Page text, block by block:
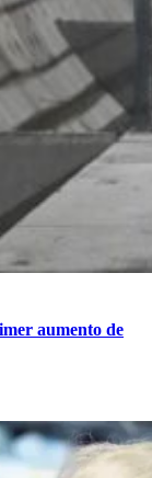
aumento de